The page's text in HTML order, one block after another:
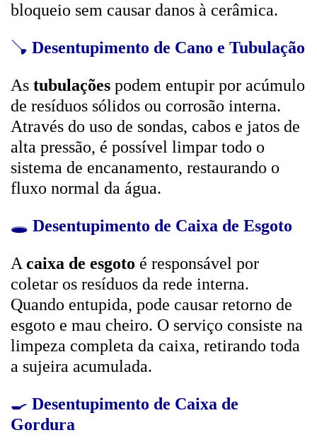
bloqueio sem causar danos à cerâmica.
🪠 Desentupimento de Cano e Tubulação
As tubulações podem entupir por acúmulo
de resíduos sólidos ou corrosão interna.
Através do uso de sondas, cabos e jatos de
alta pressão, é possível limpar todo o
sistema de encanamento, restaurando o
fluxo normal da água.
🕳️ Desentupimento de Caixa de Esgoto
A caixa de esgoto é responsável por
coletar os resíduos da rede interna.
Quando entupida, pode causar retorno de
esgoto e mau cheiro. O serviço consiste na
limpeza completa da caixa, retirando toda
a sujeira acumulada.
🍳 Desentupimento de Caixa de
Gordura